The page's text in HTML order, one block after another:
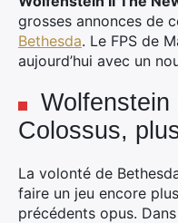
grosses annonces de
Bethesda. Le FPS de
aujourd’hui avec un
Colossus,
La volonté de
faire un jeu encore
précédents opus. Dans